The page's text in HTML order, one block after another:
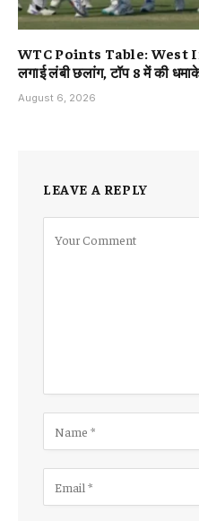
WTC Points Table: West
लगाई लंबी छलांग, टॉप 8 में की
August 6, 2026
LEAVE A REPLY